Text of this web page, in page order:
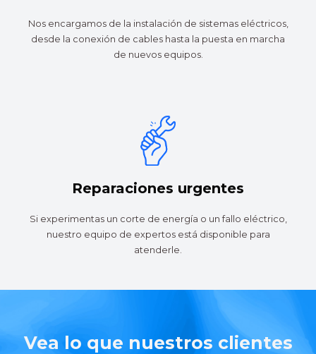
Nos encargamos de la instalación de sistemas eléctricos,
desde la conexión de cables hasta la puesta en marcha
de nuevos equipos.
Reparaciones urgentes
Si experimentas un corte de energía o un fallo eléctrico,
nuestro equipo de expertos está disponible para
atenderle.
Vea lo que nuestros clientes